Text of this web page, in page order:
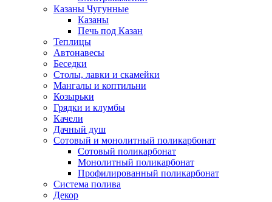
Казаны Чугунные
Казаны
Печь под Казан
Теплицы
Автонавесы
Беседки
Столы, лавки и скамейки
Мангалы и коптильни
Козырьки
Грядки и клумбы
Качели
Дачный душ
Сотовый и монолитный поликарбонат
Сотовый поликарбонат
Монолитный поликарбонат
Профилированный поликарбонат
Система полива
Декор